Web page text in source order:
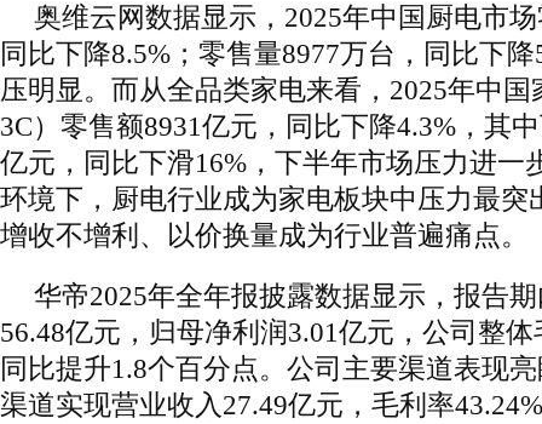
奥维云网数据显示，2025年中国厨电市
同比下降8.5%；零售量8977万台，同比下
压明显。而从全品类家电来看，2025年中
3C）零售额8931亿元，同比下降4.3%，其
亿元，同比下滑16%，下半年市场压力进一
环境下，厨电行业成为家电板块中压力最突
增收不增利、以价换量成为行业普遍痛点。
华帝2025年全年报披露数据显示，报告
56.48亿元，归母净利润3.01亿元，公司整
同比提升1.8个百分点。公司主要渠道表现
渠道实现营业收入27.49亿元，毛利率